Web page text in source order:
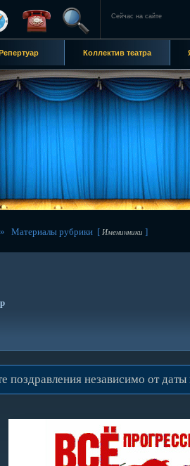
Сейчас на сайте
Коллектив театра
Материалы рубрики [ Именинники ]
поздравления независимо от